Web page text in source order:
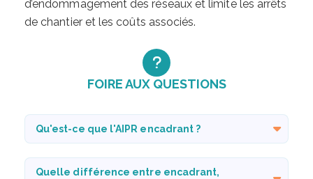
d’endommagement des réseaux et limite les arrêts
de chantier et les coûts associés.
FOIRE AUX QUESTIONS
Qu'est-ce que l'AIPR encadrant ?
Quelle différence entre encadrant,